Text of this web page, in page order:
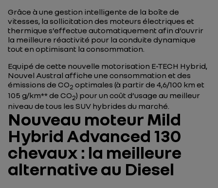
Grâce à une gestion intelligente de la boîte de
vitesses, la sollicitation des moteurs électriques et
thermique s’effectue automatiquement afin d’ouvrir
la meilleure réactivité pour la conduite dynamique
tout en optimisant la consommation.
Equipé de cette nouvelle motorisation E-TECH Hybrid,
Nouvel Austral affiche une consommation et des
émissions de CO2 optimales (à partir de 4,6/100 km et
105 g/km** de CO2) pour un coût d’usage au meilleur
niveau de tous les SUV hybrides du marché.
Nouveau moteur Mild
Hybrid Advanced 130
chevaux : la meilleure
alternative au Diesel